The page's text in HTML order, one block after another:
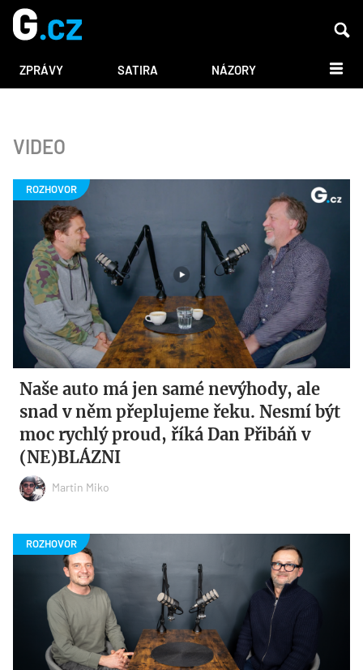
ZPRÁVY SATIRA NÁZORY DALŠÍ
VIDEO
Naše auto má jen samé nevýhody, ale
snad v něm přeplujeme řeku. Nesmí být
moc rychlý proud, říká Dan Přibáň v
(NE)BLÁZNI
Martin Miko